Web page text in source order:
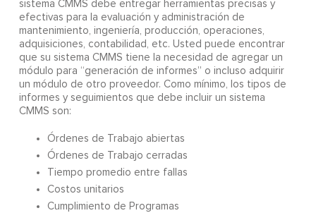
sistema CMMS debe entregar herramientas precisas y
efectivas para la evaluación y administración de
mantenimiento, ingeniería, producción, operaciones,
adquisiciones, contabilidad, etc. Usted puede encontrar
que su sistema CMMS tiene la necesidad de agregar un
módulo para “generación de informes” o incluso adquirir
un módulo de otro proveedor. Como mínimo, los tipos de
informes y seguimientos que debe incluir un sistema
CMMS son:
Órdenes de Trabajo abiertas
Órdenes de Trabajo cerradas
Tiempo promedio entre fallas
Costos unitarios
Cumplimiento de Programas